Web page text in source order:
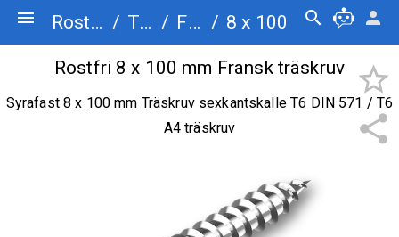
menu Rostfriskruv.se / Träskruv / Fransk träskruv / 8 x 100 search person
share
star_border
Rostfri 8 x 100 mm Fransk träskruv
Syrafast 8 x 100 mm Träskruv sexkantskalle T6 DIN 571 / T6
A4 träskruv